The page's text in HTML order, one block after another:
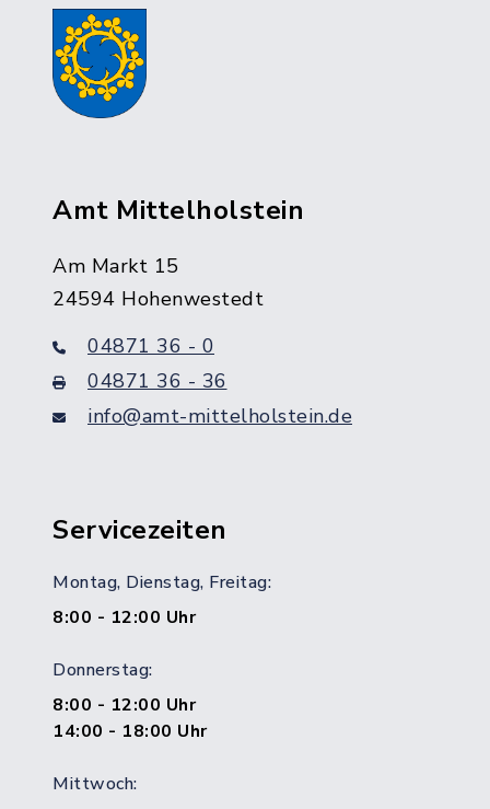
Amt Mittelholstein
Am Markt 15
24594 Hohenwestedt
04871 36 - 0
04871 36 - 36
info@amt-mittelholstein.de
Servicezeiten
Montag, Dienstag, Freitag:
8:00 - 12:00 Uhr
Donnerstag:
8:00 - 12:00 Uhr
14:00 - 18:00 Uhr
Mittwoch: